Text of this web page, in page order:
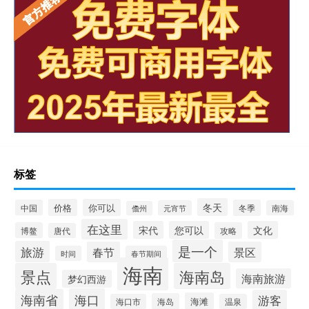
标签
中国 价格 你可以 儋州 元宵节 冬天 冬季 南海
博鳌 唐代 在这里 宋代 您可以 攻略 文化
旅游 时间 春节 春节期间 是一个 景区
景点 梦幻西游 海南 海南岛 海南旅游
海南省 海口 海口市 海岛 海滩 温泉 游客